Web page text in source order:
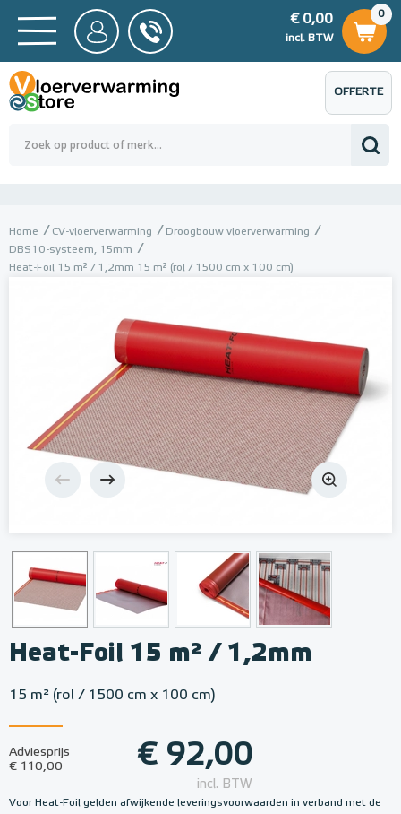
BTW
0,00
0
€ 0,00
incl. BTW
€ 0,00
OFFERTE
AANVRAGEN
Home CV-vloerverwarming
Droogbouw vloerverwarming
DBS10-systeem, 15mm
Heat-Foil 15 m² / 1,2mm 15 m² (rol / 1500 cm x 100 cm)
Heat-Foil 15 m² / 1,2mm
15 m² (rol / 1500 cm x 100 cm)
Adviesprijs
€ 110,00
€ 92,00
incl. BTW
Voor Heat-Foil gelden afwijkende leveringsvoorwaarden in verband met de